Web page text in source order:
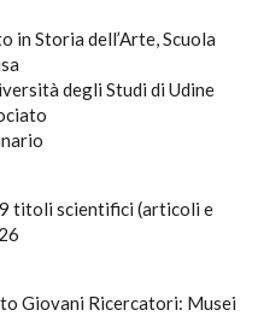
in Storia dell’Arte, Scuola
degli Studi di Udine
titoli scientifici (articoli e
Giovani Ricercatori: Musei